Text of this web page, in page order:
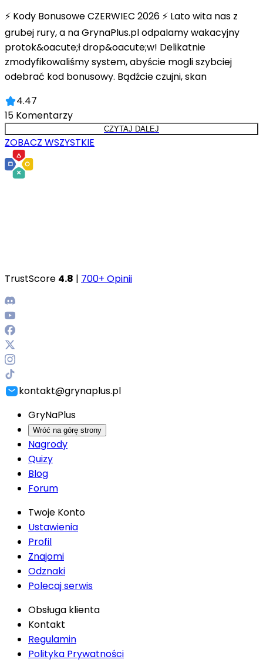
⚡ Kody Bonusowe CZERWIEC 2026 ⚡ Lato wita nas z
grubej rury, a na GrynaPlus.pl odpalamy wakacyjny
protok&oacute;ł drop&oacute;w! Delikatnie
zmodyfikowaliśmy system, abyście mogli szybciej
odebrać kod bonusowy. Bądźcie czujni, skan
4.47
15 Komentarzy
CZYTAJ DALEJ
ZOBACZ WSZYSTKIE
TrustScore 4.8 | 700+ Opinii
kontakt@grynaplus.pl
GryNaPlus
Wróć na górę strony
Nagrody
Quizy
Blog
Forum
Twoje Konto
Ustawienia
Profil
Znajomi
Odznaki
Polecaj serwis
Obsługa klienta
Kontakt
Regulamin
Polityka Prywatności